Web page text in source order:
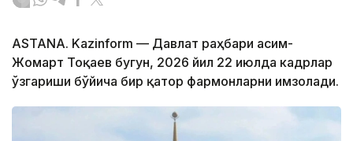
ASTANA. Kazinform — Давлат раҳбари Қасим-
Жомарт Тоқаев бугун, 2026 йил 22 июлда кадрлар
ўзгариши бўйича бир қатор фармонларни имзолади.